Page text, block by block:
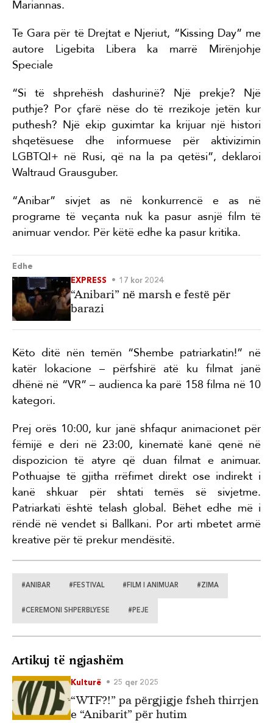
Mariannas.
Te Gara për të Drejtat e Njeriut, “Kissing Day” me
autore Ligebita Libera ka marrë Mirënjohje
Speciale
“Si të shprehësh dashurinë? Një prekje? Një
puthje? Por çfarë nëse do të rrezikoje jetën kur
puthesh? Një ekip guximtar ka krijuar një histori
shqetësuese dhe informuese për aktivizimin
LGBTQI+ në Rusi, që na la pa qetësi”, deklaroi
Waltraud Grausguber.
“Anibar” sivjet as në konkurrencë e as në
programe të veçanta nuk ka pasur asnjë film të
animuar vendor. Për këtë edhe ka pasur kritika.
Edhe
EXPRESS
17 kor 2024
“Anibari” në marsh e festë për
barazi
Këto ditë nën temën “Shembe patriarkatin!” në
katër lokacione – përfshirë atë ku filmat janë
dhënë në “VR” – audienca ka parë 158 filma në 10
kategori.
Prej orës 10:00, kur janë shfaqur animacionet për
fëmijë e deri në 23:00, kinematë kanë qenë në
dispozicion të atyre që duan filmat e animuar.
Pothuajse të gjitha rrëfimet direkt ose indirekt i
kanë shkuar për shtati temës së sivjetme.
Patriarkati është telash global. Bëhet edhe më i
rëndë në vendet si Ballkani. Por arti mbetet armë
kreative për të prekur mendësitë.
#ANIBAR #FESTIVAL #FILM I ANIMUAR #ZIMA
#CEREMONI SHPERBLYESE #PEJE
Artikuj të ngjashëm
Kulturë 25 qer 2025
“WTF?!” pa përgjigje fsheh thirrjen
e “Anibarit” për hutim